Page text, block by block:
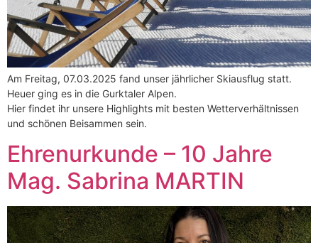
Am Freitag, 07.03.2025 fand unser jährlicher Skiausflug statt.
Heuer ging es in die Gurktaler Alpen.
Hier findet ihr unsere Highlights mit besten Wetterverhältnissen
und schönen Beisammen sein.
Ehrenurkunde – 10 Jahre
Mag. Sabrina MARTIN